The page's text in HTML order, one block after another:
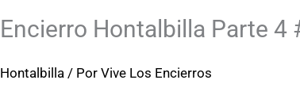
Encierro Hontalbilla Parte 4
Hontalbilla / PorVive Los Encierros